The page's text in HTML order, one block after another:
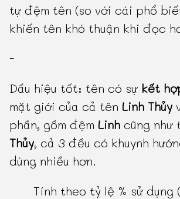
tự đệm tên (so với cái phổ
khiến tên khó thuận khi đọc
-
Dấu hiệu tốt: tên có sự kết
mặt giới của cả tênLinh Thủy
phần, gồm đệmLinh cũng như
Thủy, cả 3 đều có khuynh
dùng nhiều hơn.
Tính theo tỷ lệ % sử dụng